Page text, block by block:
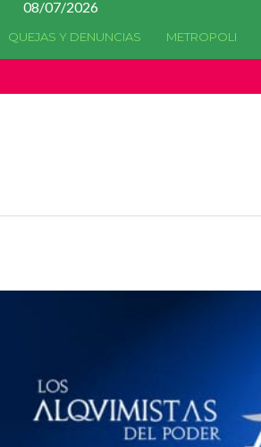
08/07/2026
QUEJAS Y DENUNCIAS METROPOLI